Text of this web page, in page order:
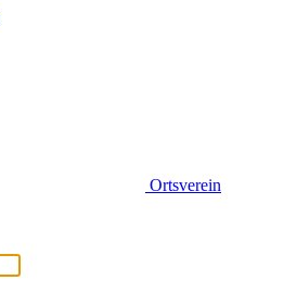
Ortsverein